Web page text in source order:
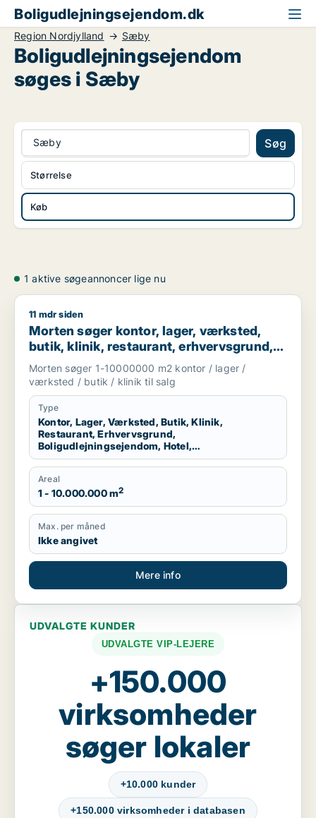
Boligudlejningsejendom.dk
Region Nordjylland Sæby
Boligudlejningsejendom
søges i Sæby
Sæby Søg
Køb
Størrelse
1 aktive søgeannoncer lige nu
Morten søger kontor, lager, værksted, butik, klinik,
11 mdr siden
Morten søger kontor, lager, værksted,
butik, klinik, restaurant, erhvervsgrund,
boligudlejningsejendom, hotel eller
produktionslokaler til salg i Region
Nordjylland
Morten søger 1-10000000 m2 kontor / lager /
værksted / butik / klinik til salg
Type
Kontor, Lager, Værksted, Butik, Klinik,
Restaurant, Erhvervsgrund,
Boligudlejningsejendom, Hotel,
Produktionslokaler
Areal
1 - 10.000.000 m2
Max. per måned
Ikke angivet
Mere info
UDVALGTE KUNDER
UDVALGTE VIP-LEJERE
+150.000
virksomheder
søger lokaler
+10.000 kunder
+150.000 virksomheder i databasen